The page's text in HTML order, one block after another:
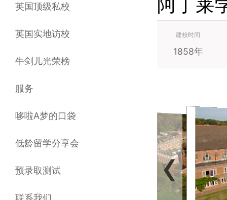
英国顶级私校
英国实地访校
牛剑儿光荣榜
服务
哆啦A梦的口袋
低龄留学分享会
预录取测试
联系我们
建校时间
1858年
‹